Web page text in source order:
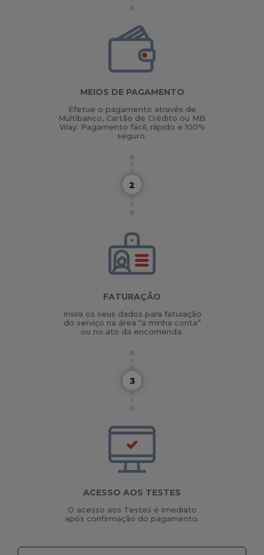
MEIOS DE PAGAMENTO
Efetue o pagamento através de
Multibanco, Cartão de Crédito ou MB
Way. Pagamento fácil, rápido e 100%
seguro.
FATURAÇÃO
Insira os seus dados para faturação
do serviço na área “a minha conta”
ou no ato da encomenda.
ACESSO AOS TESTES
O acesso aos Testes é imediato
após confirmação do pagamento.